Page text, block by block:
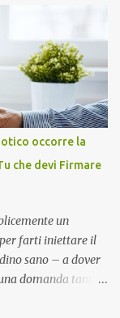
occorre la
che devi Firmare
un
farti iniettare il
sano – a dover
domanda tanto